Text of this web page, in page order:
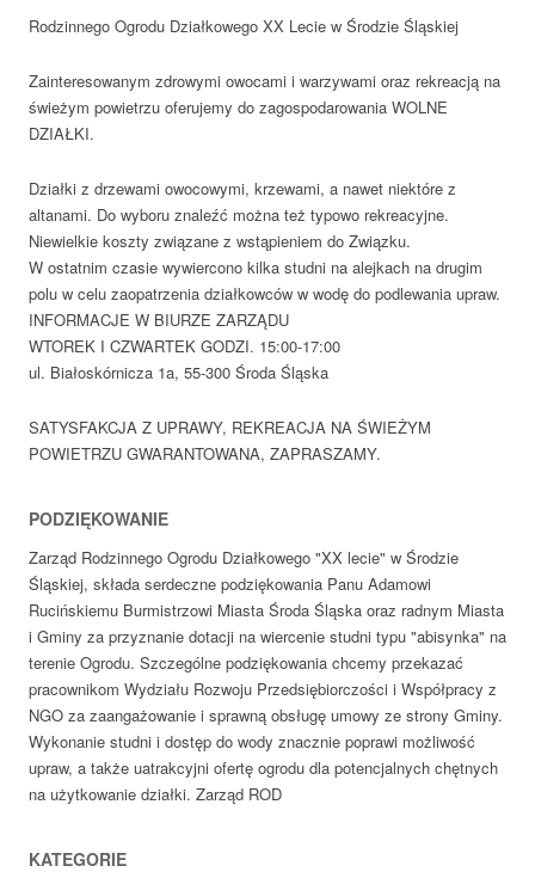
Rodzinnego Ogrodu Działkowego XX Lecie w Środzie Śląskiej
Zainteresowanym zdrowymi owocami i warzywami oraz rekreacją na
świeżym powietrzu oferujemy do zagospodarowania WOLNE
DZIAŁKI.
Działki z drzewami owocowymi, krzewami, a nawet niektóre z
altanami. Do wyboru znaleźć można też typowo rekreacyjne.
Niewielkie koszty związane z wstąpieniem do Związku.
W ostatnim czasie wywiercono kilka studni na alejkach na drugim
polu w celu zaopatrzenia działkowców w wodę do podlewania upraw.
INFORMACJE W BIURZE ZARZĄDU
WTOREK I CZWARTEK GODZI. 15:00-17:00
ul. Białoskórnicza 1a, 55-300 Środa Śląska
SATYSFAKCJA Z UPRAWY, REKREACJA NA ŚWIEŻYM
POWIETRZU GWARANTOWANA, ZAPRASZAMY.
PODZIĘKOWANIE
Zarząd Rodzinnego Ogrodu Działkowego "XX lecie" w Środzie
Śląskiej, składa serdeczne podziękowania Panu Adamowi
Rucińskiemu Burmistrzowi Miasta Środa Śląska oraz radnym Miasta
i Gminy za przyznanie dotacji na wiercenie studni typu "abisynka" na
terenie Ogrodu. Szczególne podziękowania chcemy przekazać
pracownikom Wydziału Rozwoju Przedsiębiorczości i Współpracy z
NGO za zaangażowanie i sprawną obsługę umowy ze strony Gminy.
Wykonanie studni i dostęp do wody znacznie poprawi możliwość
upraw, a także uatrakcyjni ofertę ogrodu dla potencjalnych chętnych
na użytkowanie działki. Zarząd ROD
KATEGORIE